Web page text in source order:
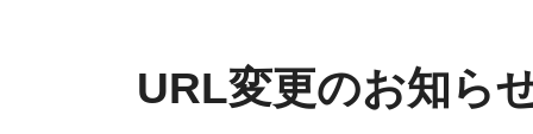
URL変更のお知ら